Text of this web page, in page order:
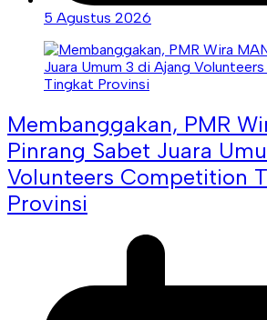
5 Agustus 2026
Membanggakan, PMR
Pinrang Sabet Juara
Volunteers Competition
Provinsi